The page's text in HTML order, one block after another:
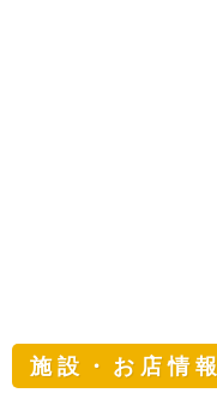
施設・お店情報